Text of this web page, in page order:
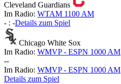
Cleveland Guardians
Im Radio: WTAM 1100 AM
- : -Details zum Spiel
Chicago White Sox
Im Radio: WMVP - ESPN 1000 AM
--
Im Radio: WMVP - ESPN 1000 AM
Details zum Spiel